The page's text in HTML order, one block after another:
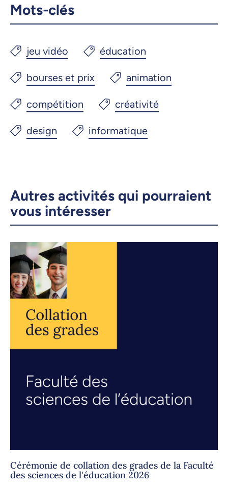
Mots-clés
Autres activités qui pourraient
vous intéresser
Cérémonie de collation des grades de la Faculté
des sciences de l'éducation 2026